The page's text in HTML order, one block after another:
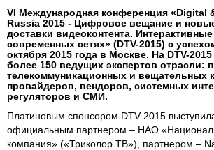
VI Международная конференция «Digital
Russia 2015 - Цифровое вещание и
доставки видеоконтента.
современных сетях» (DTV-2015) с
октября 2015 года в Москве. На DTV-
более 150 ведущих экспертов отрасли:
телекоммуникационных и вещательных
провайдеров, вендоров, системных
регуляторов и СМИ.
Платиновым спонсором DTV 2015
официальным партнером – НАО
компания» («Триколор ТВ»), партнером –